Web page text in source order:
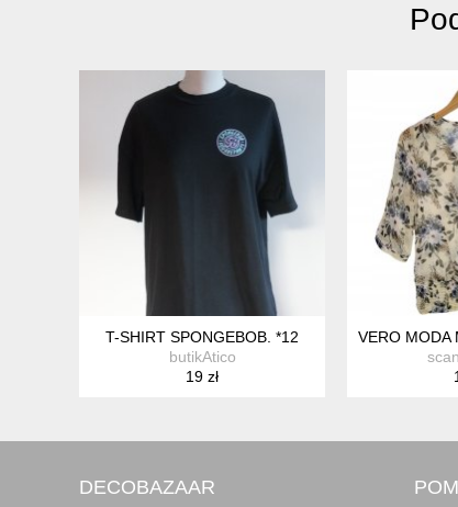
T-SHIRT SPONGEBOB. *12
butikAtico
19 zł
VERO MODA
DECOBAZAAR